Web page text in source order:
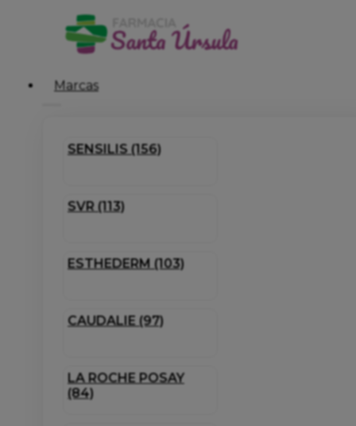
Marcas
SENSILIS (156)
SVR (113)
ESTHEDERM (103)
CAUDALIE (97)
LA ROCHE POSAY
(84)